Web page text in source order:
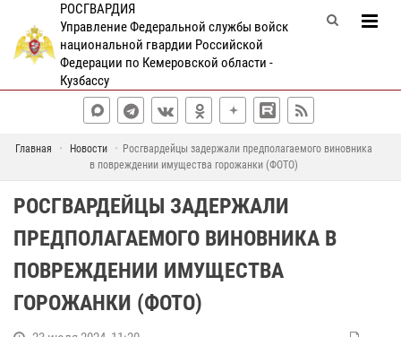
РОСГВАРДИЯ
Управление Федеральной службы войск
национальной гвардии Российской
Федерации по Кемеровской области -
Кузбассу
Главная Новости
Росгвардейцы задержали предполагаемого виновника
в повреждении имущества горожанки (ФОТО)
РОСГВАРДЕЙЦЫ ЗАДЕРЖАЛИ
ПРЕДПОЛАГАЕМОГО ВИНОВНИКА В
ПОВРЕЖДЕНИИ ИМУЩЕСТВА
ГОРОЖАНКИ (ФОТО)